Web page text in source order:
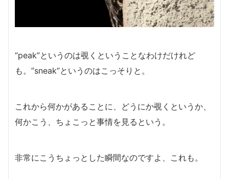
“peak”というのは覗くということなわけだけれど
も。”sneak”というのはこっそりと。
これから何かがあることに、どうにか覗くというか、
何かこう、ちょこっと事情を見るという。
非常にこうちょっとした瞬間なのですよ、これも。